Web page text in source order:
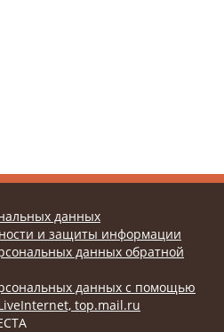
данных
и защиты информации
данных обратной
данных с помощью
top.mail.ru